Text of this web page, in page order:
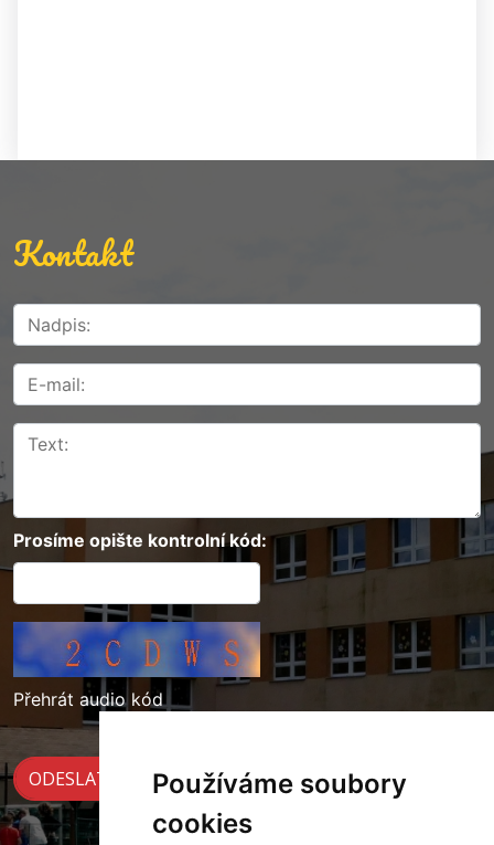
Používáme soubory
cookies
Kontakt
Prosíme opište kontrolní kód:
Přehrát audio kód